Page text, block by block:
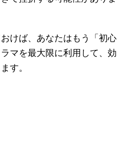
けば、あなたはもう「初心
マを最大限に利用して、効
す。